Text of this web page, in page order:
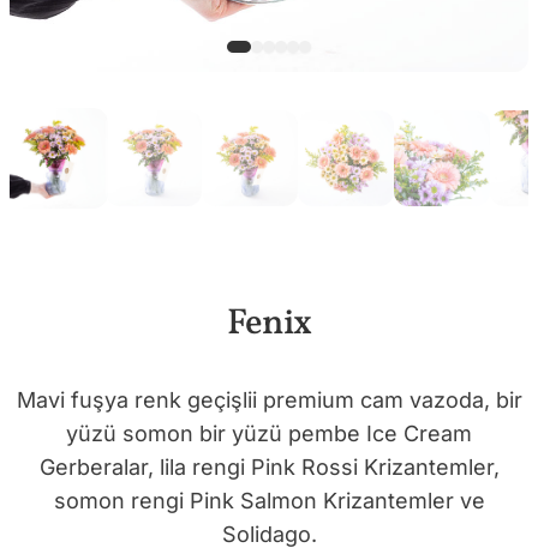
Fenix
Mavi fuşya renk geçişlii premium cam vazoda, bir
yüzü somon bir yüzü pembe Ice Cream
Gerberalar, lila rengi Pink Rossi Krizantemler,
somon rengi Pink Salmon Krizantemler ve
Solidago.